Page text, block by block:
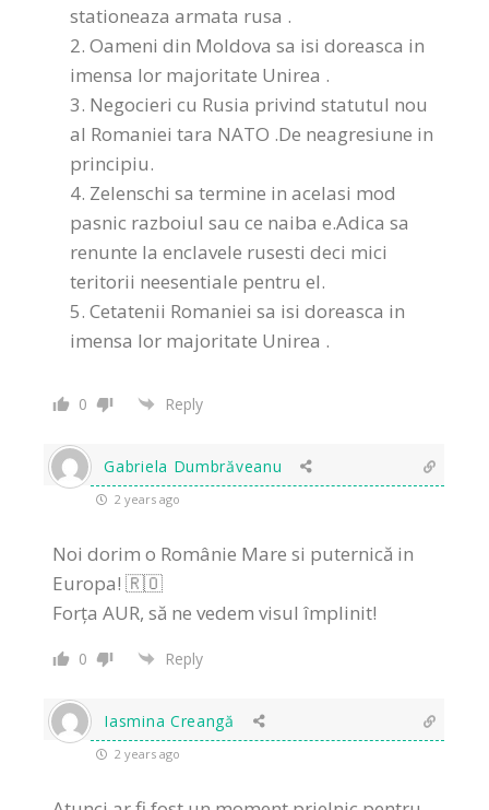
stationeaza armata rusa .
Oameni din Moldova sa isi doreasca in
imensa lor majoritate Unirea .
Negocieri cu Rusia privind statutul nou
al Romaniei tara NATO .De neagresiune in
principiu.
Zelenschi sa termine in acelasi mod
pasnic razboiul sau ce naiba e.Adica sa
renunte la enclavele rusesti deci mici
teritorii neesentiale pentru el.
Cetatenii Romanieisa isi doreasca in
imensa lor majoritate Unirea .
0 Reply
Gabriela Dumbrăveanu
2 years ago
Noi dorim o Românie Mare si puternică in
Europa! 🇷🇴
Forța AUR, să ne vedem visul împlinit!
0 Reply
Iasmina Creangă
2 years ago